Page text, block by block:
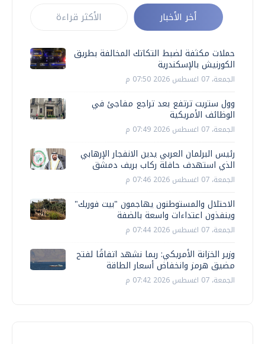
أخر الأخبار الأكثر قراءة
حملات مكثفة لضبط التكاتك المخالفة بطريق
الكورنيش بالإسكندرية
الجمعة، 07 اغسطس 2026 07:50 م
وول ستريت ترتفع بعد تراجع مفاجئ في
الوظائف الأمريكية
الجمعة، 07 اغسطس 2026 07:49 م
رئيس البرلمان العربي يدين الانفجار الإرهابي
الذي استهدف حافلة ركاب بريف دمشق
الجمعة، 07 اغسطس 2026 07:46 م
الاحتلال والمستوطنون يهاجمون "بيت فوريك"
وينفذون اعتداءات واسعة بالضفة
الجمعة، 07 اغسطس 2026 07:44 م
وزير الخزانة الأمريكي: ربما نشهد اتفاقًا لفتح
مضيق هرمز وانخفاض أسعار الطاقة
الجمعة، 07 اغسطس 2026 07:42 م